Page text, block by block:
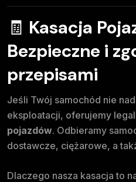
🧾 Kasacja
Bezpieczne i
przepisami
Jeśli Twój samochód nie
eksploatacji, oferujemy
pojazdów. Odbieramy
dostawcze, ciężarowe, a
Dlaczego nasza kasacja to